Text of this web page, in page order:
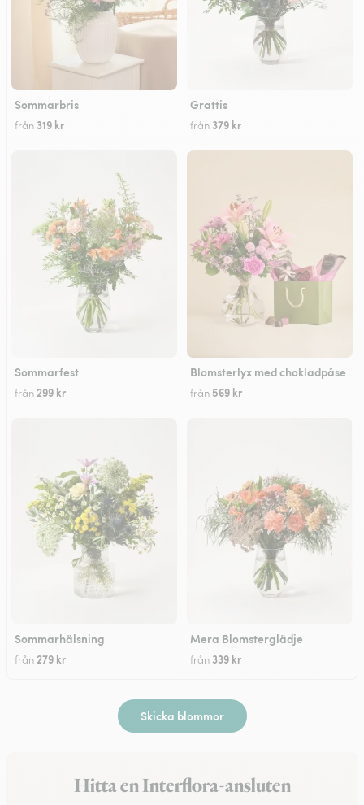
Sommarbris
från 319 kr
Grattis
från 379 kr
Sommarfest
från 299 kr
Blomsterlyx med chokladpåse
från 569 kr
Sommarhälsning
från279 kr
Mera Blomsterglädje
från 339 kr
Skicka blommor
Hitta en Interflora-ansluten